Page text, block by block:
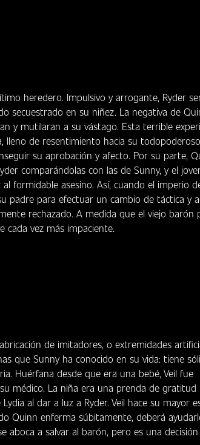
heredero. Impulsivo y arrogante, Ryder
secuestrado en su niñez. La negativa de
y mutilaran a su vástago. Esta terrible
lleno de resentimiento hacia su
su aprobación y afecto. Por su parte,
comparándolas con las de Sunny, y el
formidable asesino. Así, cuando el imperio
padre para efectuar un cambio de táctica y
rechazado. A medida que el viejo barón
cada vez más impaciente.
de imitadores, o extremidades
que Sunny ha conocido en su vida: tiene
Huérfana desde que era una bebé, Veil fue
médico. La niña era una prenda de gratitud
al dar a luz a Ryder. Veil hace su mayor
Quinn enferma súbitamente, deberá
aboca a salvar al barón, pero es una